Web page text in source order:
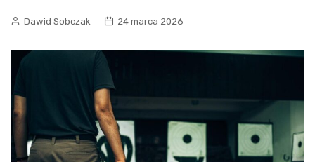
Dawid Sobczak 24 marca 2026